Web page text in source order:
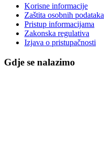
Korisne informacije
Zaštita osobnih podataka
Pristup informacijama
Zakonska regulativa
Izjava o pristupačnosti
Gdje se nalazimo